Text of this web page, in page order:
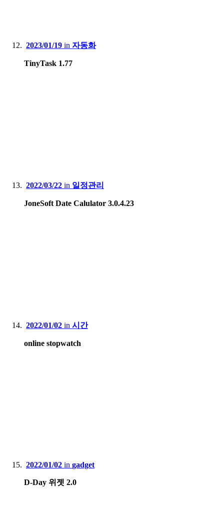
2023/01/19 in 자동화
TinyTask 1.77
2022/03/22 in 일정관리
JoneSoft Date Calulator 3.0.4.23
2022/01/02 in 시간
online stopwatch
2022/01/02 in gadget
D-Day 위젯 2.0